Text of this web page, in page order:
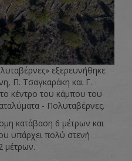
εξερευνήθηκε
Π. Τσαγκαράκη και Γ.
κέντρο του κάμπου του
- Πολυταβέρνες.
κατάβαση 6 μέτρων και
υπάρχει πολύ στενή
μέτρων.